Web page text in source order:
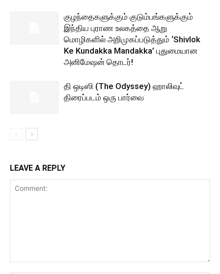
குழந்தைகளுக்கும் குடும்பங்களுக்கும்
இந்திய புராண உலகத்தை ஆறு
மொழிகளில் அறிமுகப்படுத்தும் ‘Shivlok
Ke Kundakka Mandakka’ புதுமையான
அனிமேஷன் தொடர்!
தி ஒடிஸி (The Odyssey) ஹாலிவுட்
திரைப்படம் ஒரு பார்வை
LEAVE A REPLY